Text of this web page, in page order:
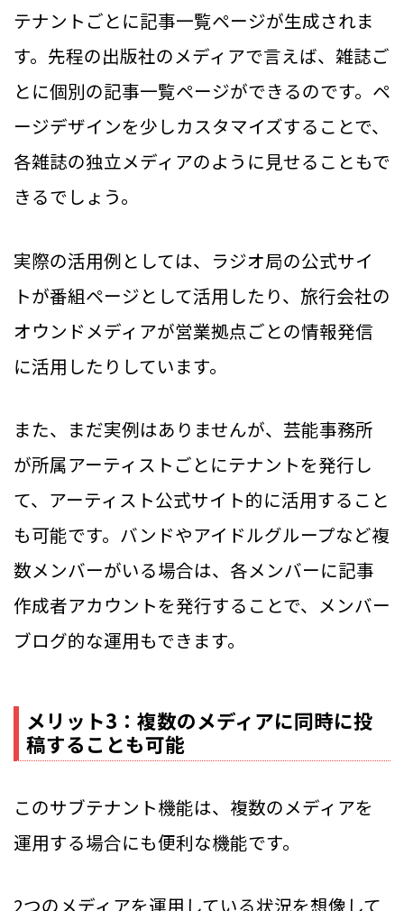
テナントごとに記事一覧ページが生成されま
す。先程の出版社のメディアで言えば、雑誌ご
とに個別の記事一覧ページができるのです。ペ
ージデザインを少しカスタマイズすることで、
各雑誌の独立メディアのように見せることもで
きるでしょう。
実際の活用例としては、ラジオ局の公式サイ
トが番組ページとして活用したり、旅行会社の
オウンドメディアが営業拠点ごとの情報発信
に活用したりしています。
また、まだ実例はありませんが、芸能事務所
が所属アーティストごとにテナントを発行し
て、アーティスト公式サイト的に活用すること
も可能です。バンドやアイドルグループなど複
数メンバーがいる場合は、各メンバーに記事
作成者アカウントを発行することで、メンバー
ブログ的な運用もできます。
メリット3：複数のメディアに同時に投
稿することも可能
このサブテナント機能は、複数のメディアを
運用する場合にも便利な機能です。
2つのメディアを運用している状況を想像して